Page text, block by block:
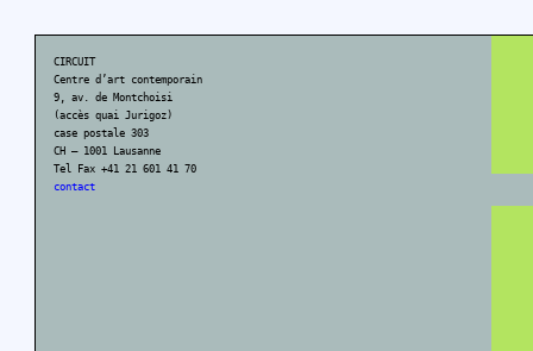
CIRCUIT
Centre d’art contemporain
9, av. de Montchoisi
(accès quai Jurigoz)
case postale 303
CH – 1001 Lausanne
Tel Fax +41 21 601 41 70
contact